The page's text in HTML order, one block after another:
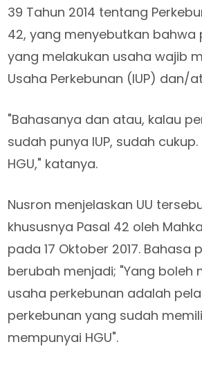
39 Tahun 2014 tentang
42, yang menyebutkan bahwa
yang melakukan usaha wajib
Usaha Perkebunan (IUP) dan/
"Bahasanya dan atau, kalau
sudah punya IUP, sudah
HGU," katanya.
Nusron menjelaskan UU
khususnya Pasal 42 oleh
pada 17 Oktober 2017. Bahasa
berubah menjadi; "Yang boleh
usaha perkebunan adalah
perkebunan yang sudah
mempunyai HGU".